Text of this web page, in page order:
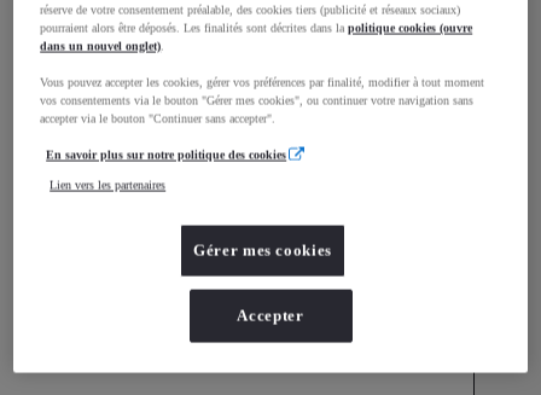
Largeur
1 740mm
Consommation mixte
Consommation mixte
Émissions CO2
Accélération 0-100km/h
14,9
réserve de votre consentement préalable, des cookies tiers (publicité et réseaux sociaux)
pourraient alors être déposés. Les finalités sont décrites dans lapolitique cookies (ouvre
dans un nouvel onglet).
Vous pouvez accepter les cookies, gérer vos préférences par finalité, modifier à tout moment
vos consentements via le bouton "Gérer mes cookies", ou continuer votre navigation sans
accepter via le bouton "Continuer sans accepter".
En savoir plus sur notre politique des cookies
Lien vers les partenaires
Gérer mes cookies
Accepter